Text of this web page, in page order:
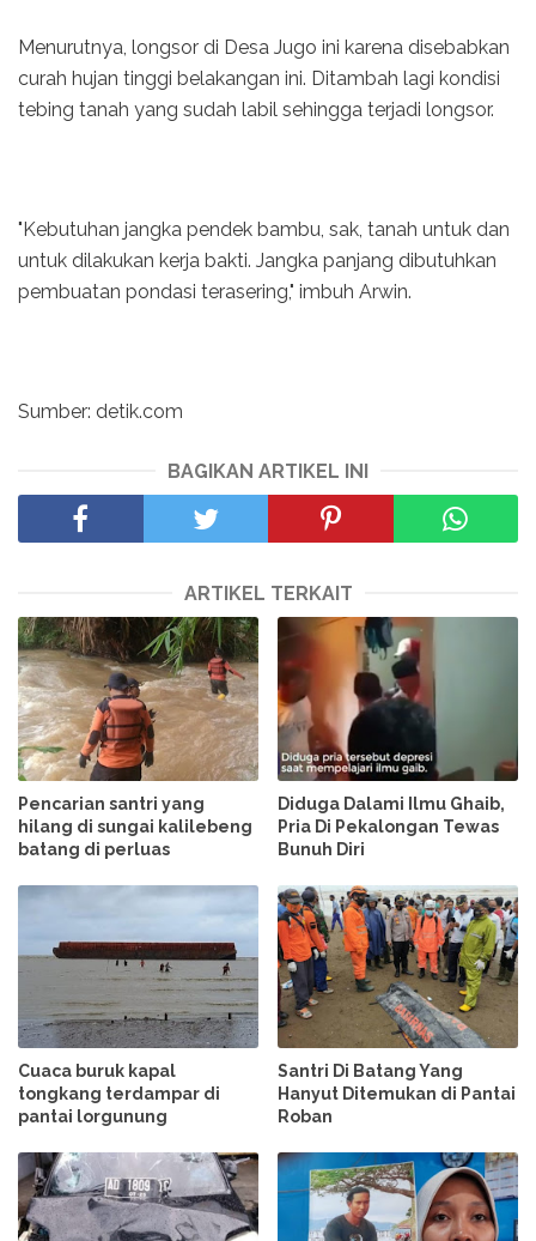
Menurutnya, longsor di Desa Jugo ini karena disebabkan
curah hujan tinggi belakangan ini. Ditambah lagi kondisi
tebing tanah yang sudah labil sehingga terjadi longsor.
"Kebutuhan jangka pendek bambu, sak, tanah untuk dan
untuk dilakukan kerja bakti. Jangka panjang dibutuhkan
pembuatan pondasi terasering," imbuh Arwin.
Sumber: detik.com
BAGIKAN ARTIKEL INI
ARTIKEL TERKAIT
Pencarian santri yang
hilang di sungai kalilebeng
batang di perluas
Diduga Dalami Ilmu Ghaib,
Pria Di Pekalongan Tewas
Bunuh Diri
Cuaca buruk kapal
tongkang terdampar di
pantai lorgunung
Santri Di Batang Yang
Hanyut Ditemukan di Pantai
Roban